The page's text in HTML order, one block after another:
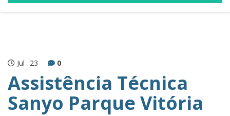
Jul 23 0
Assistência Técnica
Sanyo Parque Vitória